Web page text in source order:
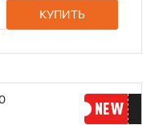
КУПИТЬ